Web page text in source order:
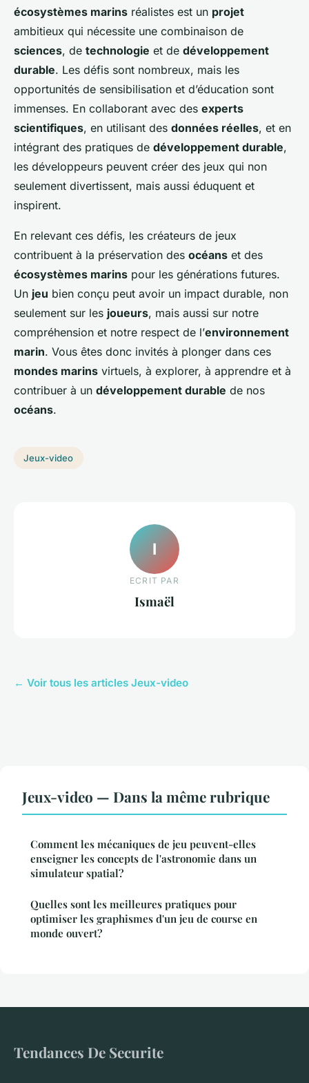
écosystèmes marins réalistes est un projet
ambitieux qui nécessite une combinaison de
sciences, de technologie et de développement
durable. Les défis sont nombreux, mais les
opportunités de sensibilisation et d’éducation sont
immenses. En collaborant avec des experts
scientifiques, en utilisant des données réelles, et en
intégrant des pratiques de développement durable,
les développeurs peuvent créer des jeux qui non
seulement divertissent, mais aussi éduquent et
inspirent.
En relevant ces défis, les créateurs de jeux
contribuent à la préservation des océans et des
écosystèmes marins pour les générations futures.
Un jeu bien conçu peut avoir un impact durable, non
seulement sur les joueurs, mais aussi sur notre
compréhension et notre respect de l’environnement
marin. Vous êtes donc invités à plonger dans ces
mondes marins virtuels, à explorer, à apprendre et à
contribuer à un développement durable de nos
océans.
Jeux-video
I
ECRIT PAR
Ismaël
← Voir tous les articles Jeux-video
Jeux-video — Dans la même rubrique
Comment les mécaniques de jeu peuvent-elles
enseigner les concepts de l'astronomie dans un
simulateur spatial?
Quelles sont les meilleures pratiques pour
optimiser les graphismes d'un jeu de course en
monde ouvert?
Tendances De Securite